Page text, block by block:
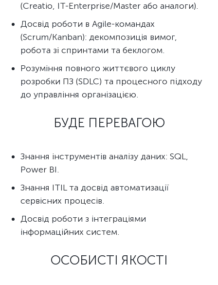
(Creatio, IT-Enterprise/Master або аналоги).
Досвід роботи в Agile-командах
(Scrum/Kanban): декомпозиція вимог,
робота зі спринтами та беклогом.
Розуміння повного життєвого циклу
розробки ПЗ (SDLC) та процесного підходу
до управління організацією.
БУДЕ ПЕРЕВАГОЮ
Знання інструментів аналізу даних: SQL,
Power BI.
Знання ITIL та досвід автоматизації
сервісних процесів.
Досвід роботи з інтеграціями
інформаційних систем.
ОСОБИСТІ ЯКОСТІ